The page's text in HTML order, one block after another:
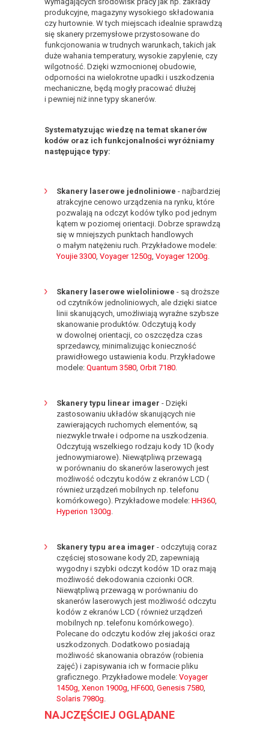
produkcyjne, magazyny wysokiego składowania
czy hurtownie. W tych miejscach idealnie sprawdzą
się skanery przemysłowe przystosowane do
funkcjonowania w trudnych warunkach, takich jak
duże wahania temperatury, wysokie zapylenie, czy
wilgotność. Dzięki wzmocnionej obudowie,
odporności na wielokrotne upadki i uszkodzenia
mechaniczne, będą mogły pracować dłużej
i pewniej niż inne typy skanerów.
Systematyzując wiedzę na temat skanerów
kodów oraz ich funkcjonalności wyróżniamy
następujące typy:
Skanery laserowe jednoliniowe - najbardziej
atrakcyjne cenowo urządzenia na rynku, które
pozwalają na odczyt kodów tylko pod jednym
kątem w poziomej orientacji. Dobrze sprawdzą
się w mniejszych punktach handlowych
o małym natężeniu ruch. Przykładowe modele:
Youjie 3300 Voyager 1250g Voyager 1200g
Skanery laserowe wieloliniowe - są droższe
od czytników jednoliniowych, ale dzięki siatce
linii skanujących, umożliwiają wyraźne szybsze
skanowanie produktów. Odczytują kody
w dowolnej orientacji, co oszczędza czas
sprzedawcy, minimalizując konieczność
prawidłowego ustawienia kodu. Przykładowe
modele: Quantum 3580 Orbit 7180
Skanery typu linear imager - Dzięki
zastosowaniu układów skanujących nie
zawierających ruchomych elementów, są
niezwykle trwałe i odporne na uszkodzenia.
Odczytują wszelkiego rodzaju kody 1D (kody
jednowymiarowe). Niewątpliwą przewagą
w porównaniu do skanerów laserowych jest
możliwość odczytu kodów z ekranów LCD (
również urządzeń mobilnych np. telefonu
komórkowego). Przykładowe modele: HH360
Hyperion 1300g
Skanery typu area imager - odczytują coraz
częściej stosowane kody 2D, zapewniają
wygodny i szybki odczyt kodów 1D oraz mają
możliwość dekodowania czcionki OCR.
Niewątpliwą przewagą w porównaniu do
skanerów laserowych jest możliwość odczytu
kodów z ekranów LCD ( również urządzeń
mobilnych np. telefonu komórkowego).
Polecane do odczytu kodów złej jakości oraz
uszkodzonych. Dodatkowo posiadają
możliwość skanowania obrazów (robienia
zajęć) i zapisywania ich w formacie pliku
graficznego. Przykładowe modele: Voyager
1450g, Xenon 1900g HF600 Genesis 7580
Solaris 7980g
NAJCZĘŚCIEJ OGLĄDANE